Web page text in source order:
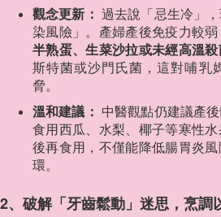
觀念更新： 過去說「忌生冷」
染風險」。產婦產後免疫力較弱
半熟蛋、生菜沙拉或未經高溫
斯特菌或沙門氏菌，這對哺乳
脅。
溫和建議： 中醫觀點仍建議產
食用西瓜、水梨、椰子等寒性
後再食用，不僅能降低腸胃炎
環。
2、破解「牙齒鬆動」迷思，烹調